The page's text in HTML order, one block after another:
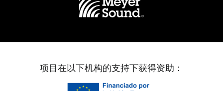
项目在以下机构的支持下获得资助：